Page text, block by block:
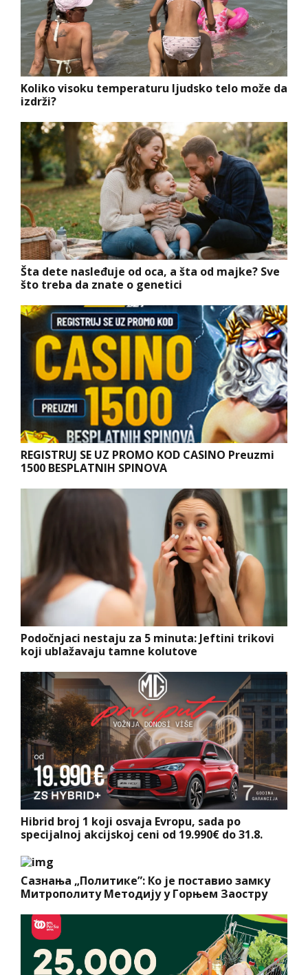
Koliko visoku temperaturu ljudsko telo može da
izdrži?
Šta dete nasleđuje od oca, a šta od majke? Sve
što treba da znate o genetici
REGISTRUJ SE UZ PROMO KOD CASINO Preuzmi
1500 BESPLATNIH SPINOVA
Podočnjaci nestaju za 5 minuta: Jeftini trikovi
koji ublažavaju tamne kolutove
Hibrid broj 1 koji osvaja Evropu, sada po
specijalnoj akcijskoj ceni od 19.990€ do 31.8.
Сазнања „Политике”: Ко је поставио замку
Митрополиту Методију у Горњем Заостру